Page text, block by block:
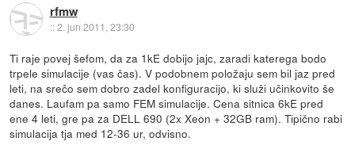
rfmw
::2. jun 2011, 23:30
Ti raje povej šefom, da za 1kE dobijo jajc, zaradi katerega bodo
trpele simulacije (vas čas). V podobnem položaju sem bil jaz pred
leti, na srečo sem dobro zadel konfiguracijo, ki služi učinkovito še
danes. Laufam pa samo FEM simulacije. Cena sitnica 6kE pred
ene 4 leti, gre pa za DELL 690 (2x Xeon + 32GB ram). Tipično rabi
simulacija tja med 12-36 ur, odvisno.